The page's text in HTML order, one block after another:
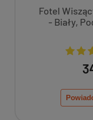
Fotel
- Biały,